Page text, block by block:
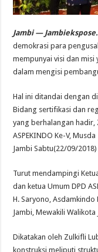
Jambi —
demokrasi para
mempunyai visi dan misi
dalam mengisi
Hal ini ditandai dengan
Bidang sertifikasi dan
yang berhalangan hadir,
ASPEKINDO Ke-V,
Jambi Sabtu(22/09/2018)
Turut mendampingi
dan ketua Umum DPD
H. Saryono, Asdamkindo
Jambi, Mewakili Walikota
Dikatakan oleh Zulkifli
konstruksi meliputi